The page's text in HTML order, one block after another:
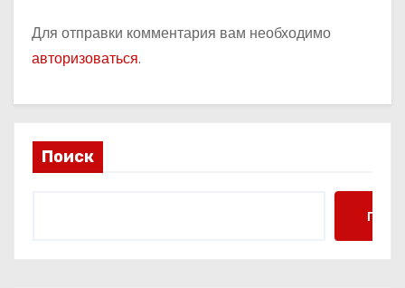
Для отправки комментария вам необходимо
авторизоваться.
Поиск
Поиск